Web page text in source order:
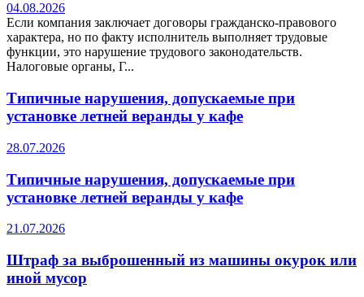
04.08.2026
Если компания заключает договоры гражданско-правового
характера, но по факту исполнитель выполняет трудовые
функции, это нарушение трудового законодательств.
Налоговые органы, Г...
Типичные нарушения, допускаемые при
установке летней веранды у кафе
28.07.2026
Типичные нарушения, допускаемые при
установке летней веранды у кафе
21.07.2026
Штраф за выброшенный из машины окурок или
иной мусор